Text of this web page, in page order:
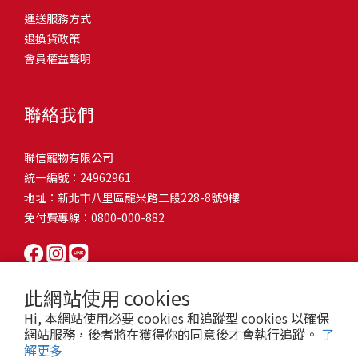
此網站使用 cookies
Hi, 本網站使用必要 cookies 和追蹤型 cookies 以確保
網站服務，後者將在獲得你的同意後才會執行追蹤。 了
解更多
和獨立能力。 幼犬訓練常見問題Q1: 幾個月大的幼犬最適合開始訓
練？A: 訓練可從幼犬到家首日開始（約8-10週大）。3-16週是社會
化黃金期，每次訓練控制在5-10分鐘內。Q2: 幼犬如廁訓練需要多久
屬啃咬玩具作替代品，發現不當啃咬時堅定說「不」，並引導至適
尿尿？A: 建立固定如廁時間表，成功時立即獎勵。限制活動範圍並
密切監督。意外發生時不責罵，使用專用除臭劑徹底清理。Q5: 幼犬
一直吠叫怎麼辦？A: 找出原因（尋求注意力、警戒、焦慮）。訓練
「安靜」指令，停止吠叫時獎勵。避免對吠叫作出反應，確保充分
向獎勵比懲罰更有效且健康。懲罰可能導致恐懼或攻擊行為，破壞
狗狗怎麼辦？A: 循序漸進社交化，從友善成犬開始。不強迫互動，
正面經驗後給予獎勵。考慮參加專業幼犬社交課程。Q8: 幼犬分離焦
慮要如何處理？A: 練習短暫分離，逐漸延長。離開和返家時保持低
調。提供能分散注意力的玩具，建立可預測的離家儀式。每隻幼犬
熱，水分流失快，腸道可能變得敏感，導致糞便變軟或拉稀。如果
換季時沒有適當調整環境，貓咪的腸胃就可能跟著「鬧脾氣」。冬
天注意保暖，提供暖墊、厚毯，避免冷風直吹。夏天補充水分，可
像是開冷氣又突然關掉，容易讓貓咪腸胃受影響。重點提醒：換季
時，記得關心貓咪的腸胃狀況，適當調整環境，幫助毛孩適應！ 貓
有血絲、異味特別重，那就要小心可能是 寄生蟲感染（如蛔蟲、鈎
蟲、球蟲）或腸胃炎、腸道疾病。這類情況會影響營養吸收，長期
下來甚至可能造成貓咪消瘦、免疫力下降。定期驅蟲（幼貓建議每
月一次，成貓每 3~6 個月一次）。觀察貓咪精神狀態，如果還伴隨
嘔吐、食慾下降，務必儘早就醫。重點提醒：如果貓咪拉肚子超過 2
天，或糞便異常，應立即帶去獸醫院檢查！ 貓咪拉肚子原因5. 情緒
壓力影響腸胃壓力不只影響人類，也會影響貓咪的腸胃！過度緊
張、焦慮、驚嚇（如煙火聲、大聲喧嘩），都可能讓貓咪拉肚子。
尤其是個性敏感的貓咪，對變化的適應力比較低，壓力一大，腸胃
就先「罷工」。減少壓力來源，盡量讓貓咪的作息固定。給貓咪陪
活中輕鬆改善看到滿屋子的貓毛是不是很抓狂？別擔心！其實只要
透過一些簡單的日常照護方式，就能有效減少貓咪掉毛情況。從梳
毛、洗澡到增加互動和營養調整，這些小撇步不僅能幫助貓咪維持
行動吧！ 預防貓掉毛方法1：勤勞梳毛養貓必備神器就是各種梳子
啦！勤勞梳毛是最直接有效的掉毛控制方法。定期梳理可以幫貓咪
髮打結和皮膚問題。建議週期：短毛貓每週梳1-2次，長毛貓則建議
2-3天梳一次。挑選合適的梳具也很重要，可以準備橡膠刷、鬃毛刷
或專用脫毛梳，依照毛質選擇。記得將梳毛變成愉快的日常儀式，
不僅能增加你們的互動時間，也讓貓咪享受被梳理的舒適感！預防
貓掉毛方法2：定期洗澡「貓咪會自己清潔，不需要洗澡」這個想法
其實不完全正確哦！適當的洗澡能幫助貓咪清除死毛和皮屑，減少
澡頻率不宜過高，一般室內貓咪1-3個月洗一次就足夠，過度洗澡反
而會造成皮膚乾燥。選擇專為貓咪設計的溫和洗毛精，洗後一定要
完全吹乾，避免濕毛造成皮膚問題。如果貓咪特別害怕洗澡，可以
的紙箱。建議一開始可以購買單價較低的入門款，觀察一下貓咪的
使用狀況，再考慮購買「豪宅」！ 項目費用用品貓碗$300貓窩
$500貓跳台$1,500貓砂盆$500貓抓板$300外出籠$1,000一次性養貓
咪是非常需要安全感的動物，可以準備一個專屬他的「寶座」，當
花費3：貓跳台貓咪雖然不需要外出進行放電，但在家中還是需要擺
放高度適合的貓跳台提供貓咪玩耍，貓跳台與貓窩相同，能給予貓
咪對於環境的安全感。一次性養貓用品相關花費4：貓砂盆貓咪排泄
用品，可選擇合適貓咪體型大小，不宜過小。一次性養貓用品相關
想，需要準備一個能夠讓牠們放肆磨爪的貓抓板。一次性養貓用品
時，外出籠就非常重要，平常也可以適度讓貓咪適應外出籠，避免
緊急情況時，貓咪過度抗拒。總結來說貓咪在健康及用品的一次性
費用大約落在 $ 7900~ $ 11600不等。雖說金額看起來不少，但以上
運送服務方式
退換貨政策
會員權益聲明
聯絡我們
聯信寵物有限公司
統一編號：24962961
地址：新北市八里區龍米路二段228-8號9樓
免付費專線：0800-000-882